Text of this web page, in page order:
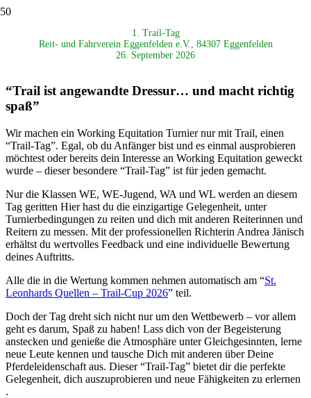
1. Trail-Tag
Reit- und Fahrverein Eggenfelden e.V., 84307 Eggenfelden
26. September 2026
“Trail ist angewandte Dressur… und macht richtig
spaß”
Wir machen ein Working Equitation Turnier nur mit Trail, einen
“Trail-Tag”. Egal, ob du Anfänger bist und es einmal ausprobieren
möchtest oder bereits dein Interesse an Working Equitation geweckt
wurde – dieser besondere “Trail-Tag” ist für jeden gemacht.
Nur die Klassen WE, WE-Jugend, WA und WL werden an diesem
Tag geritten Hier hast du die einzigartige Gelegenheit, unter
Turnierbedingungen zu reiten und dich mit anderen Reiterinnen und
Reitern zu messen. Mit der professionellen Richterin Andrea Jänisch
erhältst du wertvolles Feedback und eine individuelle Bewertung
deines Auftritts.
Alle die in die Wertung kommen nehmen automatisch am “St.
Leonhards Quellen – Trail-Cup 2026” teil.
Doch der Tag dreht sich nicht nur um den Wettbewerb – vor allem
geht es darum, Spaß zu haben! Lass dich von der Begeisterung
anstecken und genieße die Atmosphäre unter Gleichgesinnten, lerne
neue Leute kennen und tausche Dich mit anderen über Deine
Pferdeleidenschaft aus. Dieser “Trail-Tag” bietet dir die perfekte
Gelegenheit, dich auszuprobieren und neue Fähigkeiten zu erlernen
.